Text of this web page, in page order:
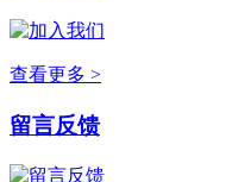
查看更多 >
留言反馈